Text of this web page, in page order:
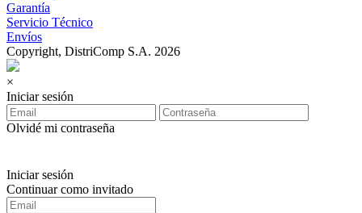
Garantía
Servicio Técnico
Envíos
Copyright, DistriComp S.A. 2026
×
Iniciar sesión
Olvidé mi contraseña
Iniciar sesión
Continuar como invitado